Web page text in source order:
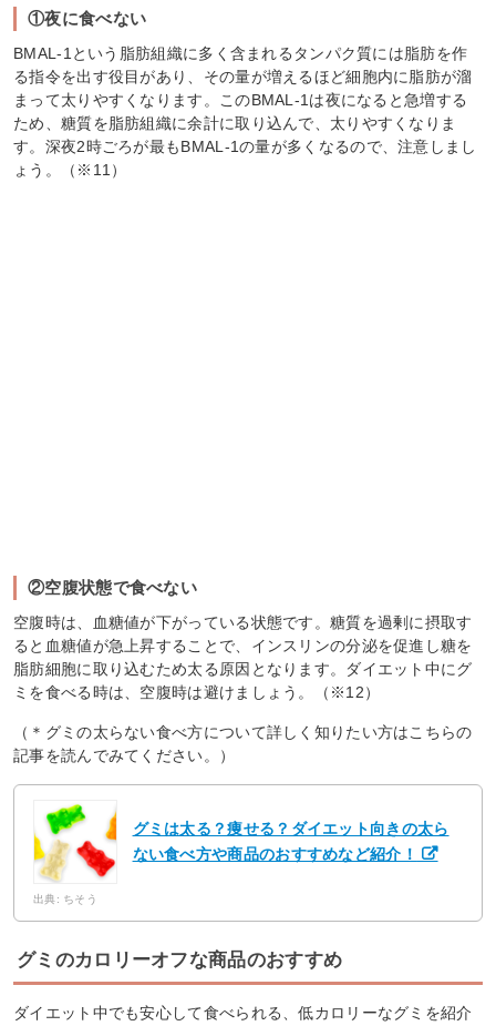
①夜に食べない
BMAL-1という脂肪組織に多く含まれるタンパク質には脂肪を作
る指令を出す役目があり、その量が増えるほど細胞内に脂肪が溜
まって太りやすくなります。このBMAL-1は夜になると急増する
ため、糖質を脂肪組織に余計に取り込んで、太りやすくなりま
す。深夜2時ごろが最もBMAL-1の量が多くなるので、注意しまし
ょう。（※11）
②空腹状態で食べない
空腹時は、血糖値が下がっている状態です。糖質を過剰に摂取す
ると血糖値が急上昇することで、インスリンの分泌を促進し糖を
脂肪細胞に取り込むため太る原因となります。ダイエット中にグ
ミを食べる時は、空腹時は避けましょう。（※12）
（＊グミの太らない食べ方について詳しく知りたい方はこちらの
記事を読んでみてください。）
グミは太る？痩せる？ダイエット向きの太ら
ない食べ方や商品のおすすめなど紹介！
出典: ちそう
グミのカロリーオフな商品のおすすめ
ダイエット中でも安心して食べられる、低カロリーなグミを紹介